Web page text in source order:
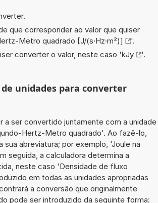
que corresponder ao valor que quiser
Metro quadrado [J/(s·Hz·m²)]
'.
converter o valor, neste caso 'kJy '.
unidades para converter
a ser convertido juntamente com a unidade
Hertz-Metro quadrado'. Ao fazê-lo,
abreviatura; por exemplo, 'Joule na
seguida, a calculadora determina a
neste caso 'Densidade de fluxo
em todas as unidades apropriadas
a conversão que originalmente
pode ser introduzido da seguinte forma: